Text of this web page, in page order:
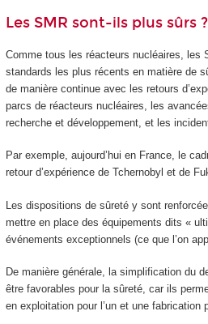
Les SMR sont-ils plus sûrs ?
Comme tous les réacteurs nucléaires, les
standards les plus récents en matière de
de manière continue avec les retours
parcs de réacteurs nucléaires, les
recherche et développement, et les
Par exemple, aujourd’hui en France, le
retour d’expérience de Tchernobyl et de
Les dispositions de sûreté y sont
mettre en place des équipements dits «
événements exceptionnels (ce que l’on
De manière générale, la simplification du
être favorables pour la sûreté, car ils
en exploitation pour l’un et une fabrication